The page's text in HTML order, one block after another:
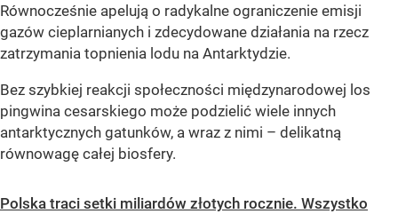
Równocześnie apelują o radykalne ograniczenie emisji
gazów cieplarnianych i zdecydowane działania na rzecz
zatrzymania topnienia lodu na Antarktydzie.
Bez szybkiej reakcji społeczności międzynarodowej los
pingwina cesarskiego może podzielić wiele innych
antarktycznych gatunków, a wraz z nimi – delikatną
równowagę całej biosfery.
Polska traci setki miliardów złotych rocznie. Wszystko